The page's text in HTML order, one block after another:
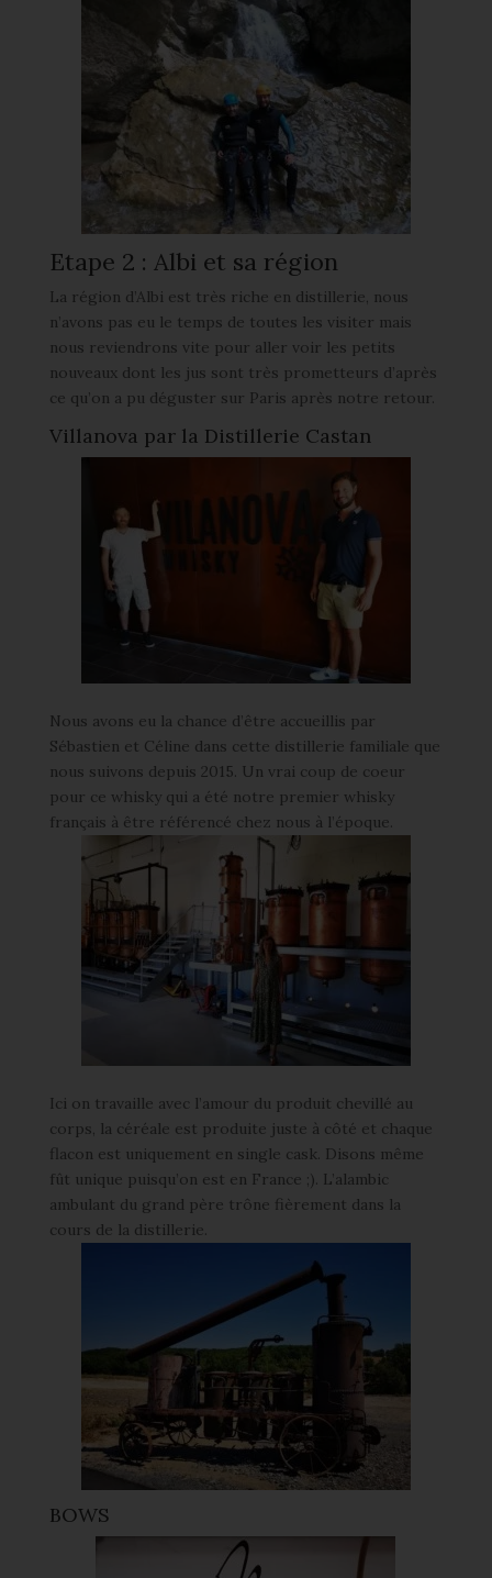
Etape 2 : Albi et sa région
La région d’Albi est très riche en distillerie, nous
n’avons pas eu le temps de toutes les visiter mais
nous reviendrons vite pour aller voir les petits
nouveaux dont les jus sont très prometteurs d’après
ce qu’on a pu déguster sur Paris après notre retour.
Villanova par la Distillerie Castan
Nous avons eu la chance d’être accueillis par
Sébastien et Céline dans cette distillerie familiale que
nous suivons depuis 2015. Un vrai coup de coeur
pour ce whisky qui a été notre premier whisky
français à être référencé chez nous à l’époque.
Ici on travaille avec l’amour du produit chevillé au
corps, la céréale est produite juste à côté et chaque
flacon est uniquement en single cask. Disons même
fût unique puisqu’on est en France ;). L’alambic
ambulant du grand père trône fièrement dans la
cours de la distillerie.
BOWS